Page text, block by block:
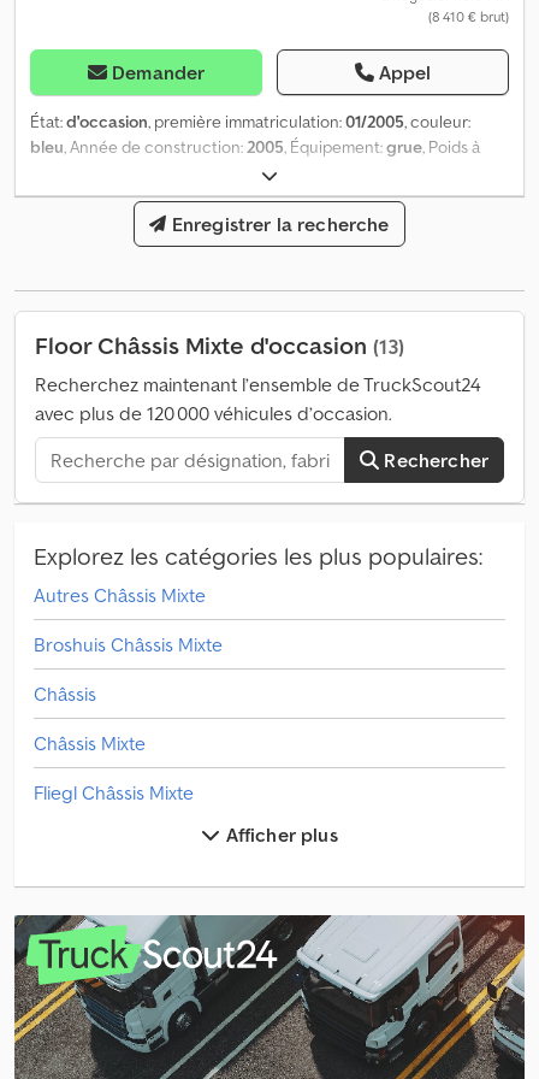
(8 410 € brut)
Demander Appel
État:d'occasion, première immatriculation:01/2005, couleur:
bleu, Année de construction:2005, Équipement:grue, Poids à
vide : 12 000 kg Charge utile : 27 000 kg PTAC : 39 000 kg
Capacité de levage : 10 000 kg Djdpfjwurfzox Ak Eeck Grue : Hiab
roller 100 F2 Superstructure extensible : Oui
Enregistrer la recherche
Floor Châssis Mixte d'occasion (13)
Recherchez maintenant l’ensemble de TruckScout24
avec plus de 120 000 véhicules d’occasion.
Rechercher
Explorez les catégories les plus populaires:
Autres Châssis Mixte
Broshuis Châssis Mixte
Châssis
Châssis Mixte
Fliegl Châssis Mixte
Floor Benne Ouverte
Floor Benne À Bâche
Floor Bétaillère
Floor Bétonnière
Afficher plus